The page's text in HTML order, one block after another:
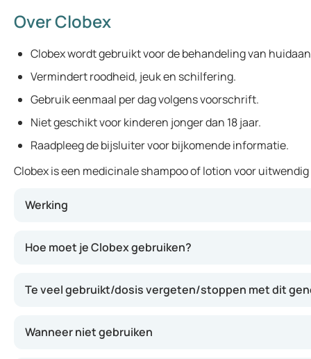
Over Clobex
Clobex wordt gebruikt voor de behandeling van
Vermindert roodheid, jeuk en schilfering.
Gebruik eenmaal per dag volgens voorschrift.
Niet geschikt voor kinderen jonger dan 18 jaar.
Raadpleeg de bijsluiter voor bijkomende informatie.
Clobex is een medicinale shampoo of lotion voor
Werking
Hoe moet je Clobex gebruiken?
Te veel gebruikt/dosis vergeten/stoppen met dit
Wanneer niet gebruiken